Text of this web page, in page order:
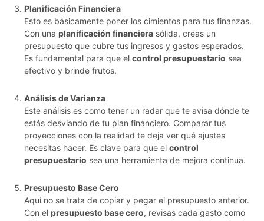
Planificación Financiera
Esto es básicamente poner los cimientos para tus finanzas.
Con una planificación financiera sólida, creas un
presupuesto que cubre tus ingresos y gastos esperados.
Es fundamental para que el control presupuestario sea
efectivo y brinde frutos.
Análisis de Varianza
Este análisis es como tener un radar que te avisa dónde te
estás desviando de tu plan financiero. Comparar tus
proyecciones con la realidad te deja ver qué ajustes
necesitas hacer. Es clave para que el control
presupuestario sea una herramienta de mejora continua.
Presupuesto Base Cero
Aquí no se trata de copiar y pegar el presupuesto anterior.
Con el presupuesto base cero, revisas cada gasto como